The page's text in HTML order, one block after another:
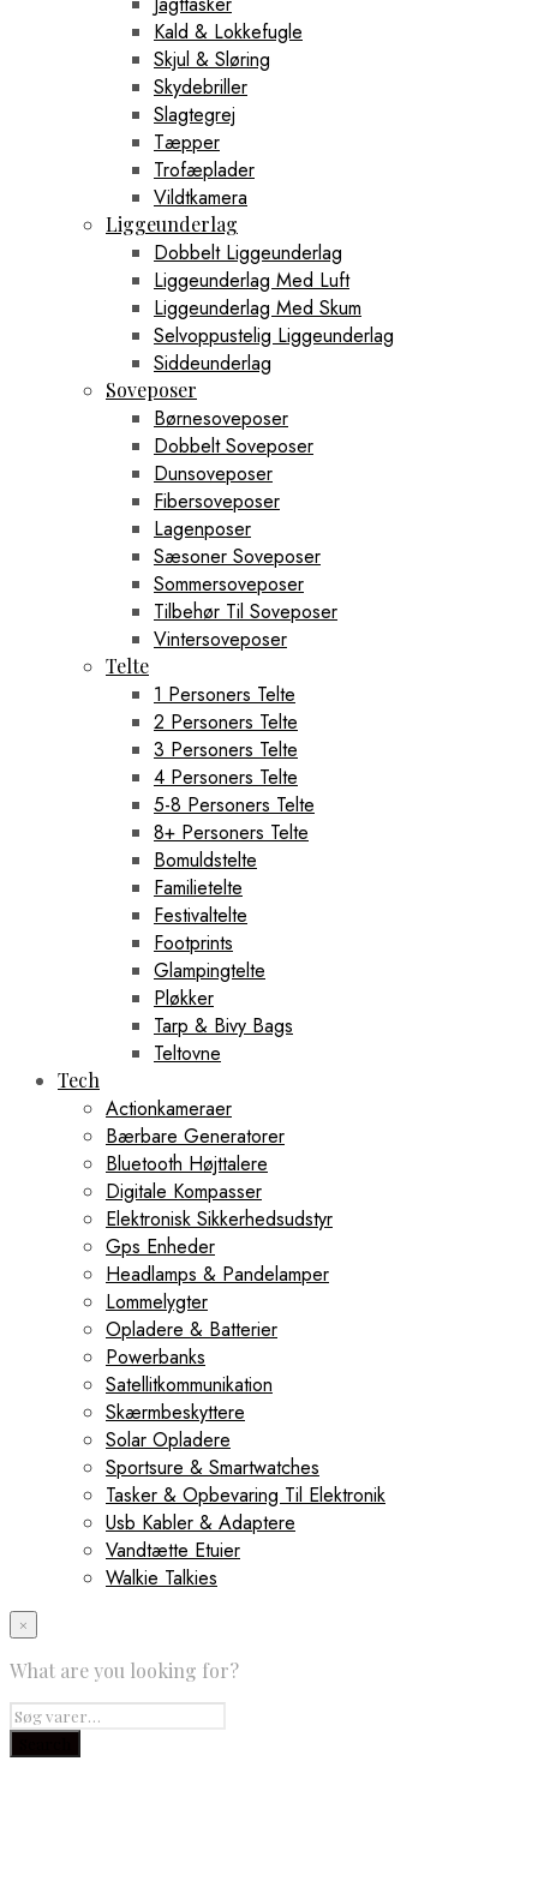
Kald & Lokkefugle
Skjul & Sløring
Skydebriller
Slagtegrej
Tæpper
Trofæplader
Vildtkamera
Liggeunderlag
Dobbelt Liggeunderlag
Liggeunderlag Med Luft
Liggeunderlag Med Skum
Selvoppustelig Liggeunderlag
Siddeunderlag
Soveposer
Børnesoveposer
Dobbelt Soveposer
Dunsoveposer
Fibersoveposer
Lagenposer
Sæsoner Soveposer
Sommersoveposer
Tilbehør Til Soveposer
Vintersoveposer
Telte
1 Personers Telte
2 Personers Telte
3 Personers Telte
4 Personers Telte
5-8 Personers Telte
8+ Personers Telte
Bomuldstelte
Familietelte
Festivaltelte
Footprints
Glampingtelte
Pløkker
Tarp & Bivy Bags
Teltovne
Tech
Actionkameraer
Bærbare Generatorer
Bluetooth Højttalere
Digitale Kompasser
Elektronisk Sikkerhedsudstyr
Gps Enheder
Headlamps & Pandelamper
Lommelygter
Opladere & Batterier
Powerbanks
Satellitkommunikation
Skærmbeskyttere
Solar Opladere
Sportsure & Smartwatches
Tasker & Opbevaring Til Elektronik
Usb Kabler & Adaptere
Vandtætte Etuier
Walkie Talkies
×
What are you looking for?